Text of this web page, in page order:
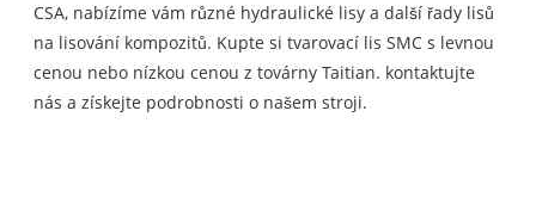
CSA, nabízíme vám různé hydraulické lisy a další řady lisů
na lisování kompozitů. Kupte si tvarovací lis SMC s levnou
cenou nebo nízkou cenou z továrny Taitian. kontaktujte
nás a získejte podrobnosti o našem stroji.